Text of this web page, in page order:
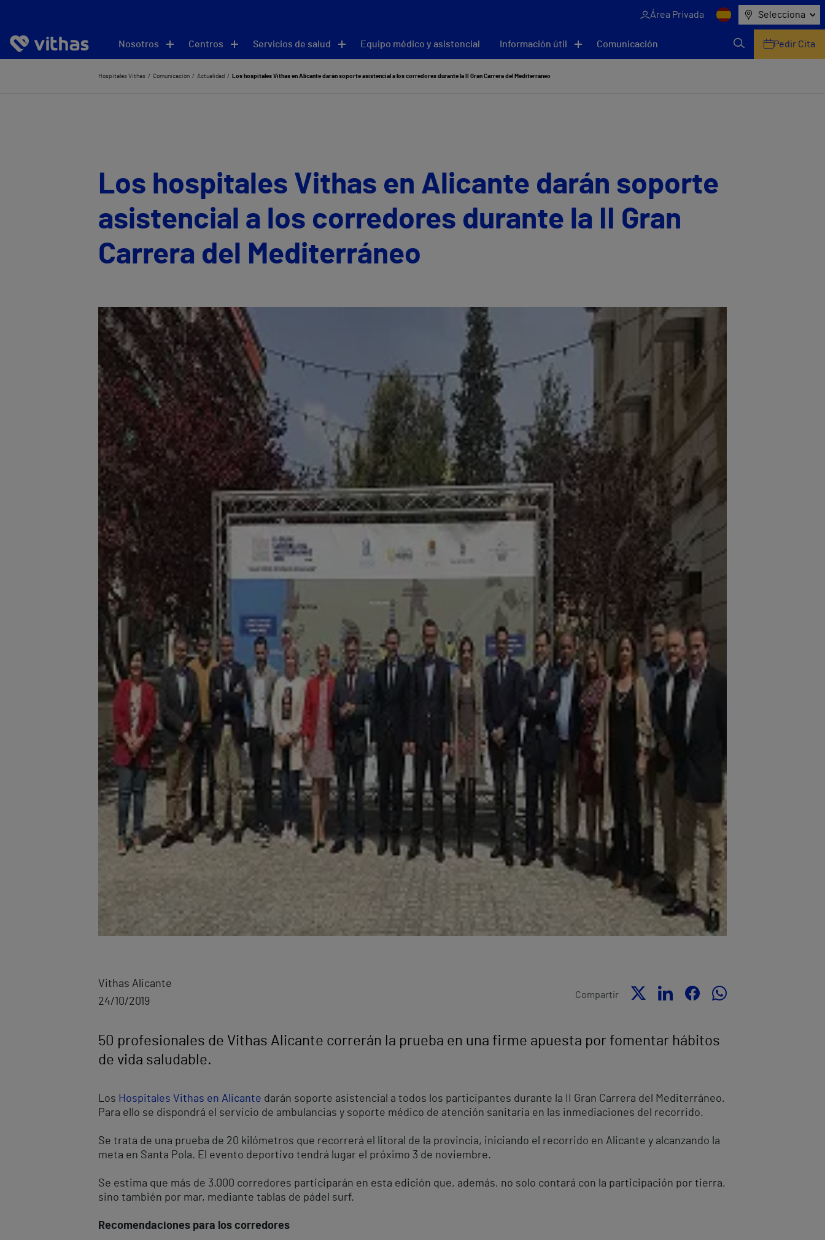
Área Privada Selecciona
Nosotros Centros Servicios de salud Equipo médico y asistencial Información útil Comunicación Pedir Cita
Hospitales Vithas Comunicación Actualidad Los hospitales Vithas en Alicante darán soporte asistencial a los corredores durante la II Gran Carrera del Mediterráneo
Los hospitales Vithas en Alicante darán soporte
asistencial a los corredores durante la II Gran
Carrera del Mediterráneo
Vithas Alicante
24/10/2019
Compartir
50 profesionales de Vithas Alicante correrán la prueba en una firme apuesta por fomentar hábitos
de vida saludable.
Los Hospitales Vithas en Alicante darán soporte asistencial a todos los participantes durante la II Gran Carrera del Mediterráneo.
Para ello se dispondrá el servicio de ambulancias y soporte médico de atención sanitaria en las inmediaciones del recorrido.
Se trata de una prueba de 20 kilómetros que recorrerá el litoral de la provincia, iniciando el recorrido en Alicante y alcanzando la
meta en Santa Pola. El evento deportivo tendrá lugar el próximo 3 de noviembre.
Se estima que más de 3.000 corredores participarán en esta edición que, además, no solo contará con la participación por tierra,
sino también por mar, mediante tablas de pádel surf.
Recomendaciones para los corredores